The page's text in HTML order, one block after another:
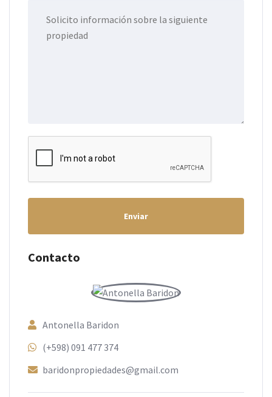
Enviar
Contacto
Antonella Baridon
(+598) 091 477 374
baridonpropiedades@gmail.com